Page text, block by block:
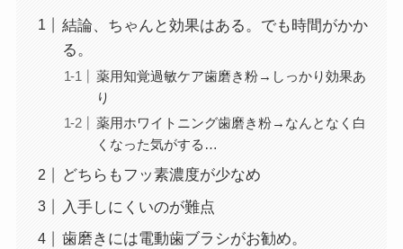
結論、ちゃんと効果はある。でも時間がかか
る。
薬用知覚過敏ケア歯磨き粉→しっかり効果あ
り
薬用ホワイトニング歯磨き粉→なんとなく白
くなった気がする…
どちらもフッ素濃度が少なめ
入手しにくいのが難点
歯磨きには電動歯ブラシがお勧め。